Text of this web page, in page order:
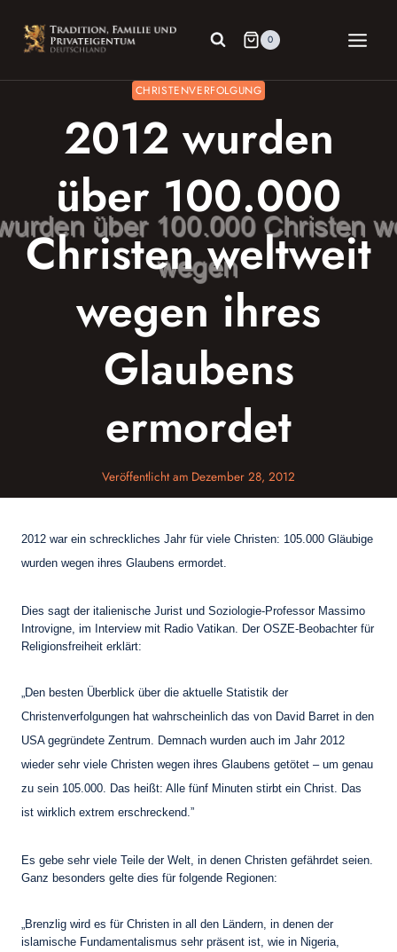
Inhalt
springen
0
CHRISTENVERFOLGUNG
2012 wurden
über 100.000
Christen weltweit
wegen ihres
Glaubens
ermordet
Veröffentlicht am Dezember 28, 2012
2012 war ein schreckliches Jahr für viele Christen: 105.000 Gläubige
wurden wegen ihres Glaubens ermordet.
Dies sagt der italienische Jurist und Soziologie-Professor Massimo
Introvigne, im Interview mit Radio Vatikan. Der OSZE-Beobachter für
Religionsfreiheit erklärt:
„Den besten Überblick über die aktuelle Statistik der
Christenverfolgungen hat wahrscheinlich das von David Barret in den
USA gegründete Zentrum. Demnach wurden auch im Jahr 2012
wieder sehr viele Christen wegen ihres Glaubens getötet – um genau
zu sein 105.000. Das heißt: Alle fünf Minuten stirbt ein Christ. Das
ist wirklich extrem erschreckend.”
Es gebe sehr viele Teile der Welt, in denen Christen gefährdet seien.
Ganz besonders gelte dies für folgende Regionen:
„Brenzlig wird es für Christen in all den Ländern, in denen der
islamische Fundamentalismus sehr präsent ist, wie in Nigeria,